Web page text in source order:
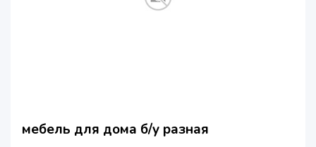
мебель для дома б/у разная